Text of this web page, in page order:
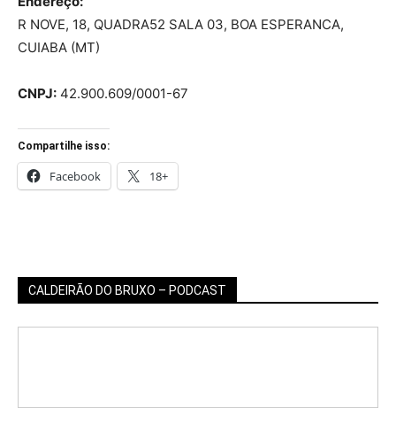
R NOVE, 18, QUADRA52 SALA 03, BOA ESPERANCA,
CUIABA (MT)
CNPJ: 42.900.609/0001-67
Compartilhe isso:
Facebook 18+
CALDEIRÃO DO BRUXO – PODCAST